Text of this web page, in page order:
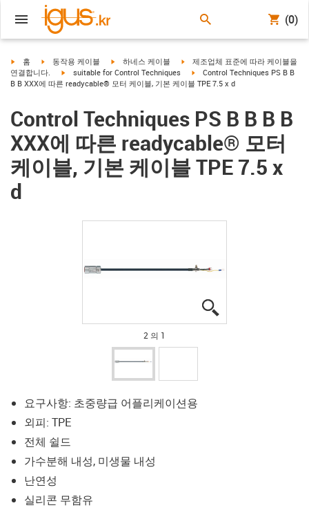
(0)
igus-icon-arrow-right
홈 igus-icon-arrow-right
동작용 케이블 igus-icon-arrow-right
하네스 케이블 igus-icon-arrow-right
제조업체 표준에 따라 케이블을
연결합니다.
igus-icon-arrow-right
suitable for Control Techniques igus-icon-arrow-right
Control Techniques PS B B
B B XXX에 따른 readycable® 모터 케이블, 기본 케이블 TPE 7.5 x d
Control Techniques PS B B B B
XXX에 따른 readycable® 모터
케이블, 기본 케이블 TPE 7.5 x
d
2 의 1
요구사항: 초중량급 어플리케이션용
외피: TPE
전체 쉴드
가수분해 내성, 미생물 내성
난연성
실리콘 무함유